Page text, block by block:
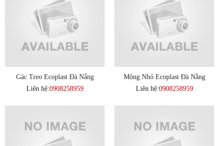
Gác Treo Ecoplast Đà Nẵng
Liên hệ:0908258959
Mộng Nhỏ Ecoplast Đà Nẵng
Liên hệ:0908258959